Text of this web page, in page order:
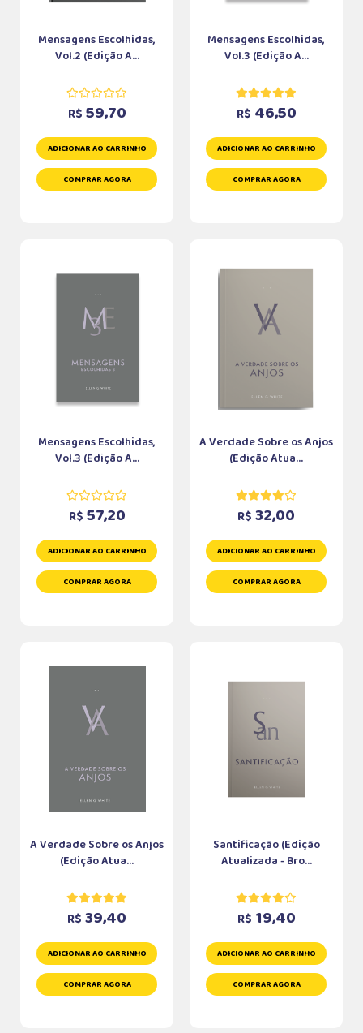
Mensagens Escolhidas,
Vol.2 (Edição A...
R$ 59,70
ADICIONAR AO CARRINHO
COMPRAR AGORA
Mensagens Escolhidas,
Vol.3 (Edição A...
R$ 46,50
ADICIONAR AO CARRINHO
COMPRAR AGORA
Mensagens Escolhidas,
Vol.3 (Edição A...
R$ 57,20
ADICIONAR AO CARRINHO
COMPRAR AGORA
A Verdade Sobre os Anjos
(Edição Atua...
R$ 32,00
ADICIONAR AO CARRINHO
COMPRAR AGORA
A Verdade Sobre os Anjos
(Edição Atua...
R$ 39,40
ADICIONAR AO CARRINHO
COMPRAR AGORA
Santificação (Edição
Atualizada - Bro...
R$ 19,40
ADICIONAR AO CARRINHO
COMPRAR AGORA